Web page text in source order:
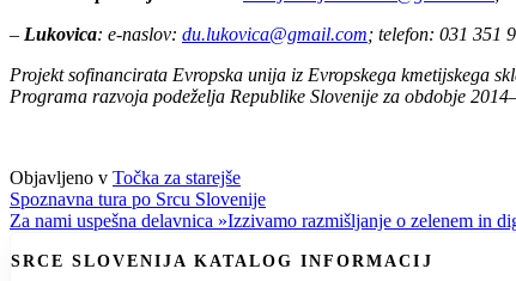
– Lukovica: e-naslov: du.lukovica@gmail.com; telefon: 031 351
Projekt sofinancirata Evropska unija iz Evropskega kmetijskega
Programa razvoja podeželja Republike Slovenije za obdobje
Objavljeno v Točka za starejše
Navigacija
prispevka
Spoznavna tura po Srcu Slovenije
Za nami uspešna delavnica »Izzivamo razmišljanje o zelenem in
SRCE SLOVENIJA KATALOG INFORMACIJ